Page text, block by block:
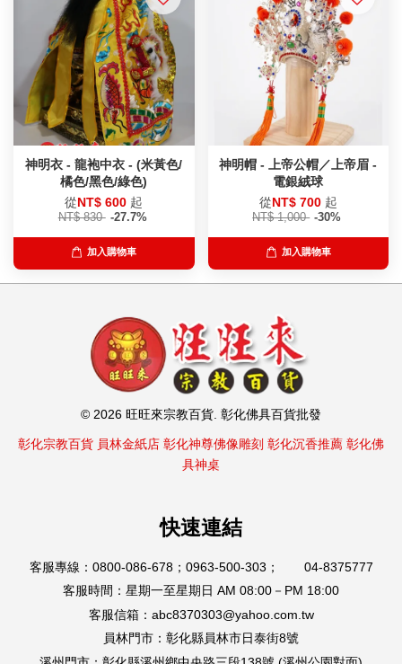
神明衣 - 龍袍中衣 - (米黃色/
橘色/黑色/綠色)
從NT$ 600 起
NT$ 830 -27.7%
加入購物車
神明帽 - 上帝公帽／上帝眉 -
電銀絨球
從NT$ 700 起
NT$ 1,000 -30%
加入購物車
© 2026 旺旺來宗教百貨. 彰化佛具百貨批發
彰化宗教百貨 員林金紙店 彰化神尊佛像雕刻 彰化沉香推薦 彰化佛
具神桌
快速連結
客服專線：0800-086-678；0963-500-303； 04-8375777
客服時間：星期一至星期日 AM 08:00－PM 18:00
客服信箱：abc8370303@yahoo.com.tw
員林門市：彰化縣員林市日泰街8號